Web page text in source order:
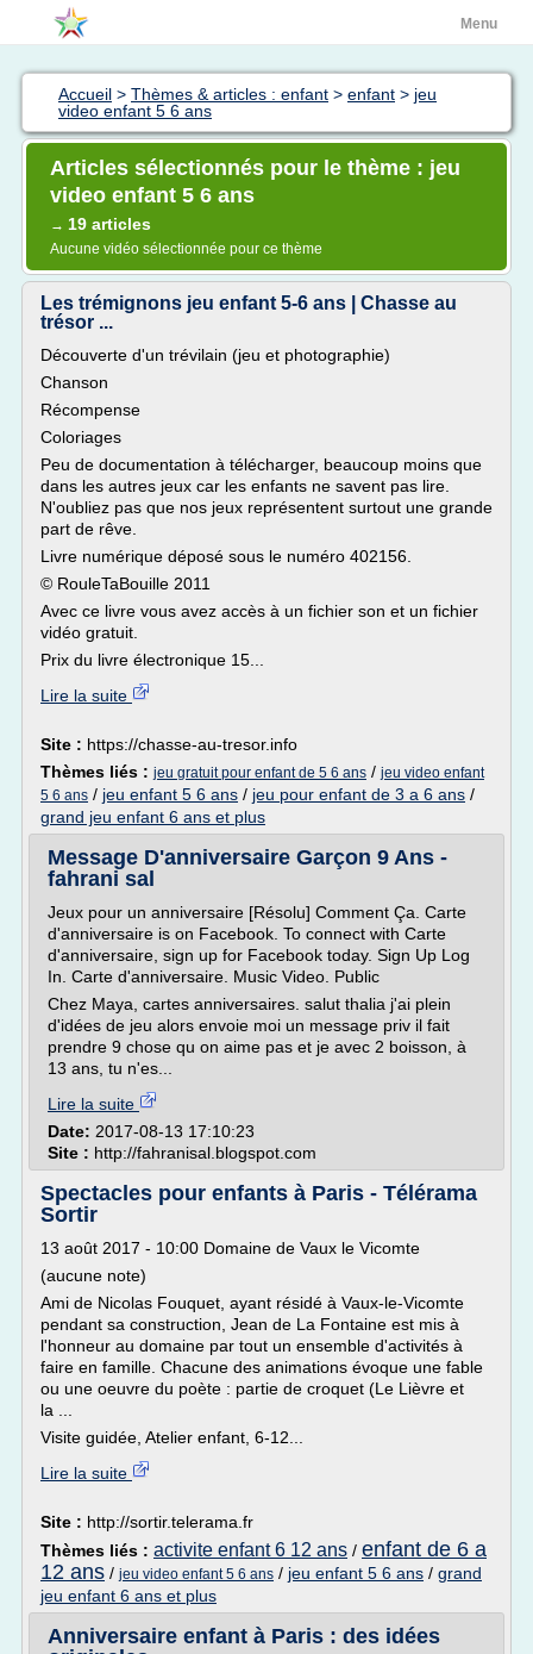
Menu
Accueil > Thèmes & articles : enfant > enfant > jeu
video enfant 5 6 ans
Articles sélectionnés pour le thème : jeu
video enfant 5 6 ans
→ 19 articles
Aucune vidéo sélectionnée pour ce thème
Les trémignons jeu enfant 5-6 ans | Chasse au
trésor ...
Découverte d'un trévilain (jeu et photographie)
Chanson
Récompense
Coloriages
Peu de documentation à télécharger, beaucoup moins que
dans les autres jeux car les enfants ne savent pas lire.
N'oubliez pas que nos jeux représentent surtout une grande
part de rêve.
Livre numérique déposé sous le numéro 402156.
© RouleTaBouille 2011
Avec ce livre vous avez accès à un fichier son et un fichier
vidéo gratuit.
Prix du livre électronique 15...
Lire la suite
Site : https://chasse-au-tresor.info
Thèmes liés : jeu gratuit pour enfant de 5 6 ans / jeu video enfant
5 6 ans / jeu enfant 5 6 ans / jeu pour enfant de 3 a 6 ans /
grand jeu enfant 6 ans et plus
Message D'anniversaire Garçon 9 Ans -
fahrani sal
Jeux pour un anniversaire [Résolu] Comment Ça. Carte
d'anniversaire is on Facebook. To connect with Carte
d'anniversaire, sign up for Facebook today. Sign Up Log
In. Carte d'anniversaire. Music Video. Public
Chez Maya, cartes anniversaires. salut thalia j'ai plein
d'idées de jeu alors envoie moi un message priv il fait
prendre 9 chose qu on aime pas et je avec 2 boisson, à
13 ans, tu n'es...
Lire la suite
Date: 2017-08-13 17:10:23
Site : http://fahranisal.blogspot.com
Spectacles pour enfants à Paris - Télérama
Sortir
13 août 2017 - 10:00 Domaine de Vaux le Vicomte
(aucune note)
Ami de Nicolas Fouquet, ayant résidé à Vaux-le-Vicomte
pendant sa construction, Jean de La Fontaine est mis à
l'honneur au domaine par tout un ensemble d'activités à
faire en famille. Chacune des animations évoque une fable
ou une oeuvre du poète : partie de croquet (Le Lièvre et
la ...
Visite guidée, Atelier enfant, 6-12...
Lire la suite
Site : http://sortir.telerama.fr
Thèmes liés : activite enfant 6 12 ans / enfant de 6 a
12 ans / jeu video enfant 5 6 ans / jeu enfant 5 6 ans / grand
jeu enfant 6 ans et plus
Anniversaire enfant à Paris : des idées